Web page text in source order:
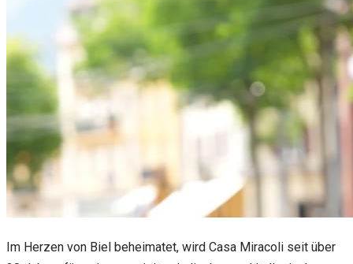
Im Herzen von Biel beheimatet, wird Casa Miracoli seit über